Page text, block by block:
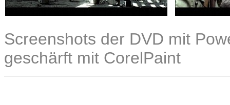
Screenshots der DVD mit
geschärft mit CorelPaint